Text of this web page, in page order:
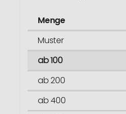
Menge
Muster
ab 100
ab 200
ab 400